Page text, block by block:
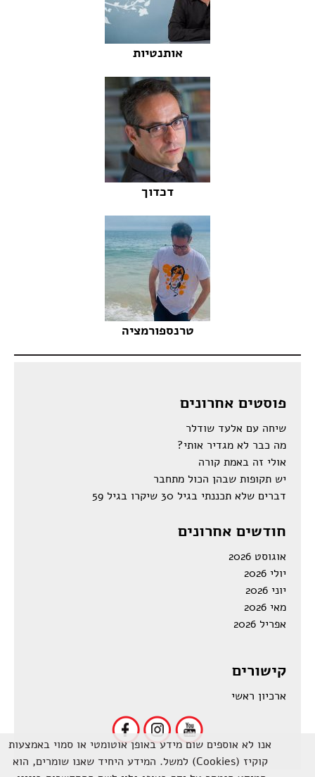
אותנטיות
דכדוך
טרנספורמציה
פוסטים אחרונים
שיחה עם אלעד שודלר
מה כבר לא מגדיר אותי?
אולי זה באמת קורה
יש תקופות שבהן הכול מתחבר
דברים שלא תכננתי בגיל 30 שיקרו בגיל 59
חודשים אחרונים
אוגוסט 2026
יולי 2026
יוני 2026
מאי 2026
אפריל 2026
קישורים
ארכיון ראשי
אנו לא אוספים שום מידע באופן אוטומטי או סמוי באמצעות
קוקיז (Cookies) למשל. המידע היחיד שאנו שומרים, הוא